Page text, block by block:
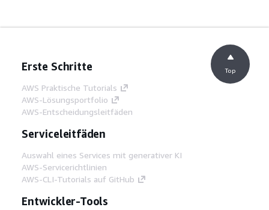
Erste Schritte
AWS Praktische Tutorials
AWS-Lösungsportfolio
AWS-Entscheidungsleitfäden
Serviceleitfäden
Auswahl eines Services mit generativer KI
AWS-Servicerichtlinien
AWS-CLI-Tutorials auf GitHub
Entwickler-Tools
Top